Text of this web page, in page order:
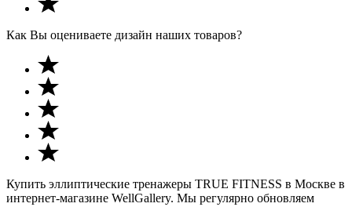
Как Вы оцениваете дизайн наших товаров?
Купить эллиптические тренажеры TRUE FITNESS в Москве в
интернет-магазине WellGallery. Мы регулярно обновляем